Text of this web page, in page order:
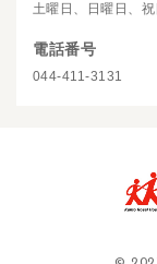
土曜日、日曜日、
電話番号
044-411-3131